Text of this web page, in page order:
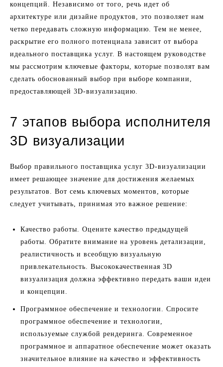
концепций. Независимо от того, речь идет об
архитектуре или дизайне продуктов, это позволяет нам
четко передавать сложную информацию. Тем не менее,
раскрытие его полного потенциала зависит от выбора
идеального поставщика услуг. В настоящем руководстве
мы рассмотрим ключевые факторы, которые позволят вам
сделать обоснованный выбор при выборе компании,
предоставляющей 3D-визуализацию.
7 этапов выбора исполнителя
3D визуализации
Выбор правильного поставщика услуг 3D-визуализации
имеет решающее значение для достижения желаемых
результатов. Вот семь ключевых моментов, которые
следует учитывать, принимая это важное решение:
Качество работы. Оцените качество предыдущей
работы. Обратите внимание на уровень детализации,
реалистичность и всеобщую визуальную
привлекательность. Высококачественная 3D
визуализация должна эффективно передать ваши идеи
и концепции.
Программное обеспечение и технологии. Спросите
программное обеспечение и технологии,
используемые службой рендеринга. Современное
программное и аппаратное обеспечение может оказать
значительное влияние на качество и эффективность